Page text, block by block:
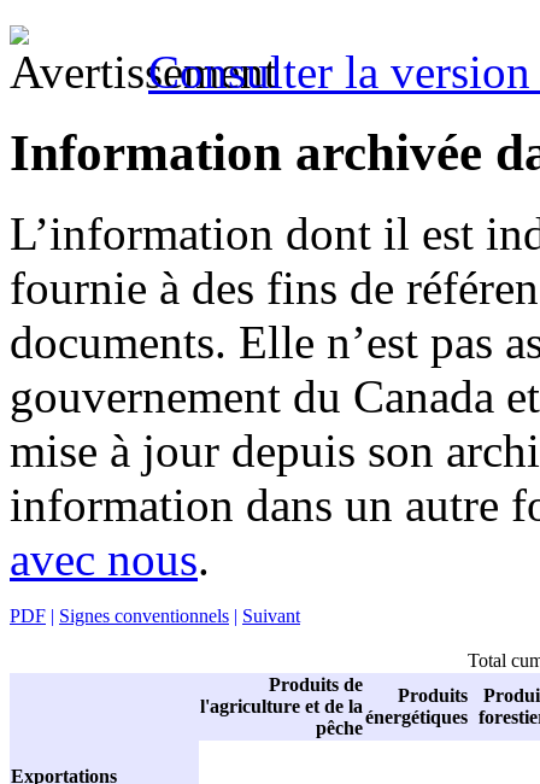
Consulter la
Information archivée
L’information dont il est
fournie à des fins de
documents. Elle n’est pas
gouvernement du Canada
mise à jour depuis son
information dans un autre
avec nous.
PDF | Signes conventionnels | Suivant
Total
Produits de
l'agriculture et de la
pêche
Produits
énergétiques
Exportations